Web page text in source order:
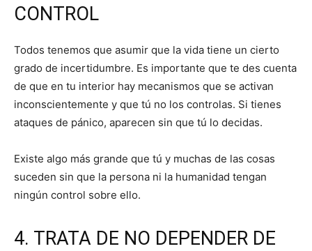
CONTROL
Todos tenemos que asumir que la vida tiene un cierto
grado de incertidumbre. Es importante que te des cuenta
de que en tu interior hay mecanismos que se activan
inconscientemente y que tú no los controlas. Si tienes
ataques de pánico, aparecen sin que tú lo decidas.
Existe algo más grande que tú y muchas de las cosas
suceden sin que la persona ni la humanidad tengan
ningún control sobre ello.
4. TRATA DE NO DEPENDER DE